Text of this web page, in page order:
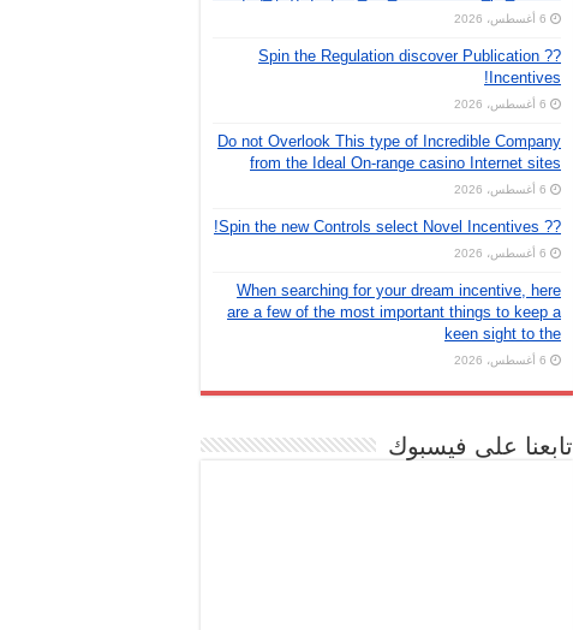
6 أغسطس، 2026
?? Spin the Regulation discover Publication
Incentives!
6 أغسطس، 2026
Do not Overlook This type of Incredible Company
from the Ideal On-range casino Internet sites
6 أغسطس، 2026
?? Spin the new Controls select Novel Incentives!
6 أغسطس، 2026
When searching for your dream incentive, here
are a few of the most important things to keep a
keen sight to the
6 أغسطس، 2026
تابعنا على فيسبوك